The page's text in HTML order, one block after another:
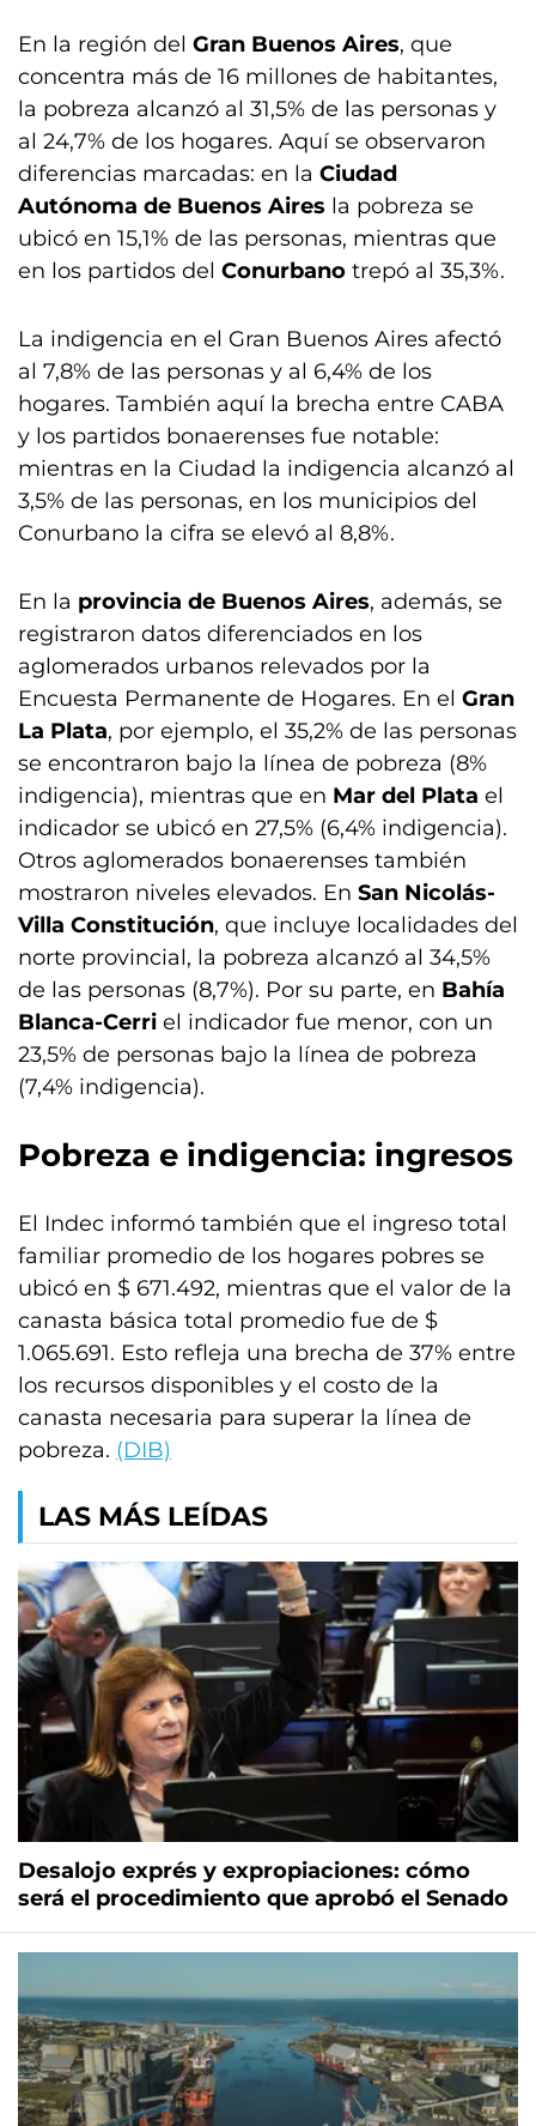
En la región del Gran Buenos Aires, que
concentra más de 16 millones de habitantes,
la pobreza alcanzó al 31,5% de las personas y
al 24,7% de los hogares. Aquí se observaron
diferencias marcadas: en la Ciudad
Autónoma de Buenos Aires la pobreza se
ubicó en 15,1% de las personas, mientras que
en los partidos del Conurbano trepó al 35,3%.
La indigencia en el Gran Buenos Aires afectó
al 7,8% de las personas y al 6,4% de los
hogares. También aquí la brecha entre CABA
y los partidos bonaerenses fue notable:
mientras en la Ciudad la indigencia alcanzó al
3,5% de las personas, en los municipios del
Conurbano la cifra se elevó al 8,8%.
En la provincia de Buenos Aires, además, se
registraron datos diferenciados en los
aglomerados urbanos relevados por la
Encuesta Permanente de Hogares. En el Gran
La Plata, por ejemplo, el 35,2% de las personas
se encontraron bajo la línea de pobreza (8%
indigencia), mientras que en Mar del Plata el
indicador se ubicó en 27,5% (6,4% indigencia).
Otros aglomerados bonaerenses también
mostraron niveles elevados. En San Nicolás-
Villa Constitución, que incluye localidades del
norte provincial, la pobreza alcanzó al 34,5%
de las personas (8,7%). Por su parte, en Bahía
Blanca-Cerri el indicador fue menor, con un
23,5% de personas bajo la línea de pobreza
(7,4% indigencia).
Pobreza e indigencia: ingresos
El Indec informó también que el ingreso total
familiar promedio de los hogares pobres se
ubicó en $ 671.492, mientras que el valor de la
canasta básica total promedio fue de $
1.065.691. Esto refleja una brecha de 37% entre
los recursos disponibles y el costo de la
canasta necesaria para superar la línea de
pobreza. (DIB)
LAS MÁS LEÍDAS
Desalojo exprés y expropiaciones: cómo
será el procedimiento que aprobó el Senado